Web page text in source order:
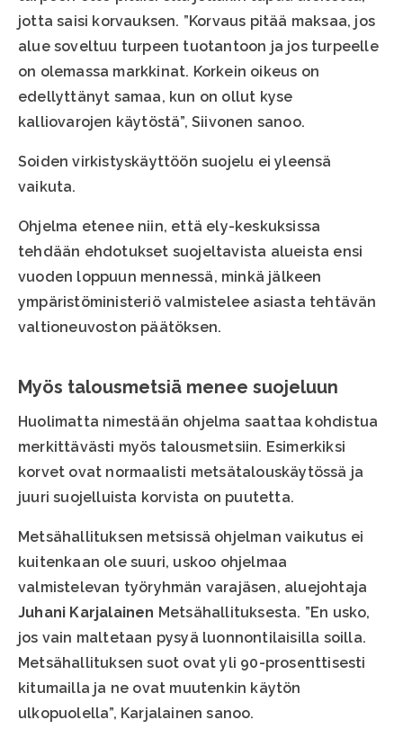
jotta saisi korvauksen. ”Korvaus pitää maksaa, jos
alue soveltuu turpeen tuotantoon ja jos turpeelle
on olemassa markkinat. Korkein oikeus on
edellyttänyt samaa, kun on ollut kyse
kalliovarojen käytöstä”, Siivonen sanoo.
Soiden virkistyskäyttöön suojelu ei yleensä
vaikuta.
Ohjelma etenee niin, että ely-keskuksissa
tehdään ehdotukset suojeltavista alueista ensi
vuoden loppuun mennessä, minkä jälkeen
ympäristöministeriö valmistelee asiasta tehtävän
valtioneuvoston päätöksen.
Myös talousmetsiä menee suojeluun
Huolimatta nimestään ohjelma saattaa kohdistua
merkittävästi myös talousmetsiin. Esimerkiksi
korvet ovat normaalisti metsätalouskäytössä ja
juuri suojelluista korvista on puutetta.
Metsähallituksen metsissä ohjelman vaikutus ei
kuitenkaan ole suuri, uskoo ohjelmaa
valmistelevan työryhmän varajäsen, aluejohtaja
Juhani Karjalainen Metsähallituksesta. ”En usko,
jos vain maltetaan pysyä luonnontilaisilla soilla.
Metsähallituksen suot ovat yli 90-prosenttisesti
kitumailla ja ne ovat muutenkin käytön
ulkopuolella”, Karjalainen sanoo.